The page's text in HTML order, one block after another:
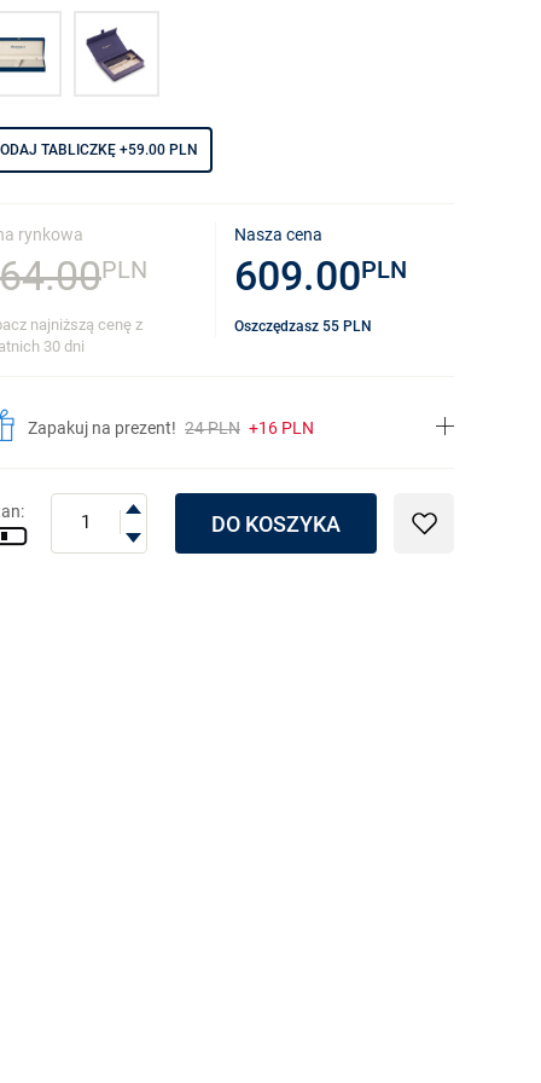
TABLICZKĘ +59.00 PLN
rynkowa
PLN
najniższą cenę z
30 dni
Nasza cena
609.00PLN
Oszczędzasz 55 PLN
Zapakuj na prezent! 24 PLN +16 PLN
DO KOSZYKA